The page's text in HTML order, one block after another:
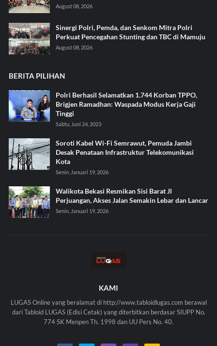
August 08, 2026
Sinergi Polri, Pemda, dan Senkom Mitra Polri
Perkuat Pencegahan Stunting dan TBC di Mamuju
August 08, 2026
BERITA PILIHAN
Polri Berhasil Selamatkan 1.744 Korban TPPO,
Brigjen Ramadhan: Waspada Modus Kerja Gaji
Tinggi
Sabtu, Juni 24, 2023
Soroti Kabel Wi-Fi Semrawut, Pemuda Jambi
Desak Penataan Infrastruktur Telekomunikasi
Kota
Senin, Januari 19, 2026
Walikota Bekasi Resmikan Sisi Barat Jl
Perjuangan, Akses Jalan Semakin Lebar dan Lancar
Senin, Januari 19, 2026
KAMI
LUGAS Online yang beralamat di http://www.tabloidlugas.com berawal
dari Tabloid LUGAS (Edisi Cetak) yang diterbitkan berdasar SIUPP No.
774 SK Menpen Th. 1998 dan UU Pers No. 40.